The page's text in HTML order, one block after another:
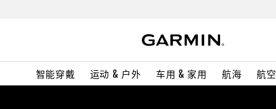
智能穿戴 运动 & 户外 车用 & 家用 航海 航空